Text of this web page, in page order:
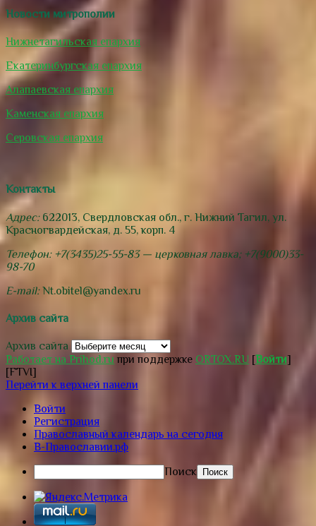
Новости митрополии
Нижнетагильская епархия
Екатеринбургская епархия
Алапаевская епархия
Каменская епархия
Серовская епархия
Контакты
Адрес:622013, Свердловская обл., г. Нижний Тагил, ул.
Красногвардейская, д. 55, корп. 4
Телефон: +7(3435)25-55-83 — церковная лавка; +7(9000)33-
98-70
E-mail:Nt.obitel@yandex.ru
Архив сайта
Архив сайта
Работает на Prihod.ru при поддержке ORTOX.RU [Войти]
[FTVI]
Перейти к верхней панели
Войти
Регистрация
Православный календарь на сегодня
В-Православии.рф
Поиск